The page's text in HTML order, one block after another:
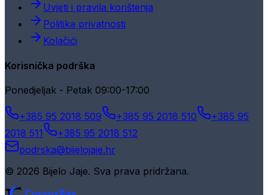
Uvjeti i pravila korištenja
Politika privatnosti
Kolačići
Korisnička podrška
Ponedjeljak - Petak 09:00-17:00
+385 95 2018 509 +385 95 2018 510
+385 95
2018 511
+385 95 2018 512
podrska@bijelojaje.hr
© 2026 Bijelo Jaje. Sva prava pridržana.